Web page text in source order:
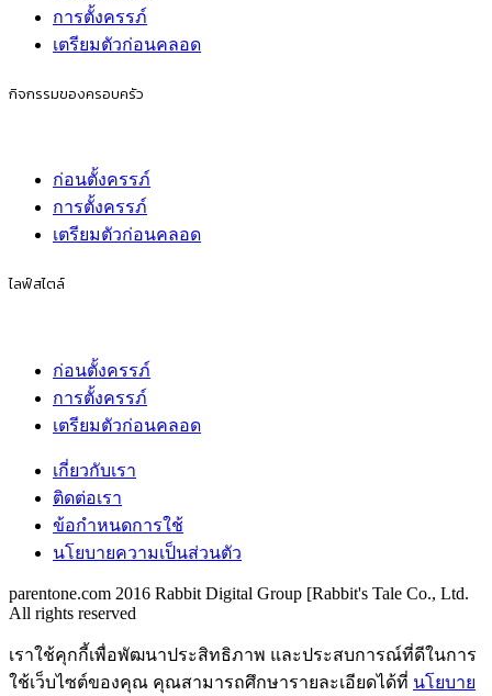
การตั้งครรภ์
เตรียมตัวก่อนคลอด
กิจกรรมของครอบครัว
ก่อนตั้งครรภ์
การตั้งครรภ์
เตรียมตัวก่อนคลอด
ไลฟ์สไตล์
ก่อนตั้งครรภ์
การตั้งครรภ์
เตรียมตัวก่อนคลอด
เกี่ยวกับเรา
ติดต่อเรา
ข้อกำหนดการใช้
นโยบายความเป็นส่วนตัว
parentone.com 2016 Rabbit Digital Group [Rabbit's Tale Co., Ltd.
All rights reserved
เราใช้คุกกี้เพื่อพัฒนาประสิทธิภาพ และประสบการณ์ที่ดีในการ
ใช้เว็บไซต์ของคุณ คุณสามารถศึกษารายละเอียดได้ที่ นโยบาย